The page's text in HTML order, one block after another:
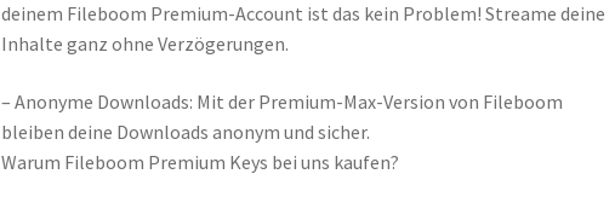
deinem Fileboom Premium-Account ist das kein Problem! Streame deine
Inhalte ganz ohne Verzögerungen.
– Anonyme Downloads: Mit der Premium-Max-Version von Fileboom
bleiben deine Downloads anonym und sicher.
Warum Fileboom Premium Keys bei uns kaufen?